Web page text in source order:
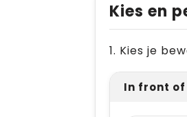
Kies en
1. Kies je
In front of